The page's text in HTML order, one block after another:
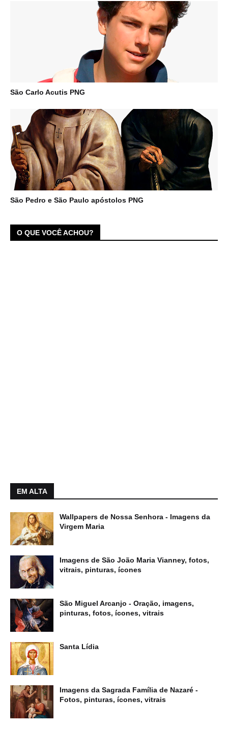
São Carlo Acutis PNG
São Pedro e São Paulo apóstolos PNG
O QUE VOCÊ ACHOU?
EM ALTA
Wallpapers de Nossa Senhora - Imagens da
Virgem Maria
Imagens de São João Maria Vianney, fotos,
vitrais, pinturas, ícones
São Miguel Arcanjo - Oração, imagens,
pinturas, fotos, ícones, vitrais
Santa Lídia
Imagens da Sagrada Família de Nazaré -
Fotos, pinturas, ícones, vitrais